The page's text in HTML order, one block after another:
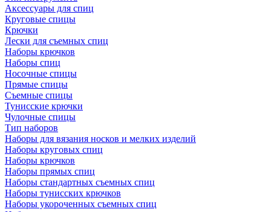
Аксессуары для спиц
Круговые спицы
Крючки
Лески для съемных спиц
Наборы крючков
Наборы спиц
Носочные спицы
Прямые спицы
Съемные спицы
Тунисские крючки
Чулочные спицы
Тип наборов
Наборы для вязания носков и мелких изделий
Наборы круговых спиц
Наборы крючков
Наборы прямых спиц
Наборы стандартных съемных спиц
Наборы тунисских крючков
Наборы укороченных съемных спиц